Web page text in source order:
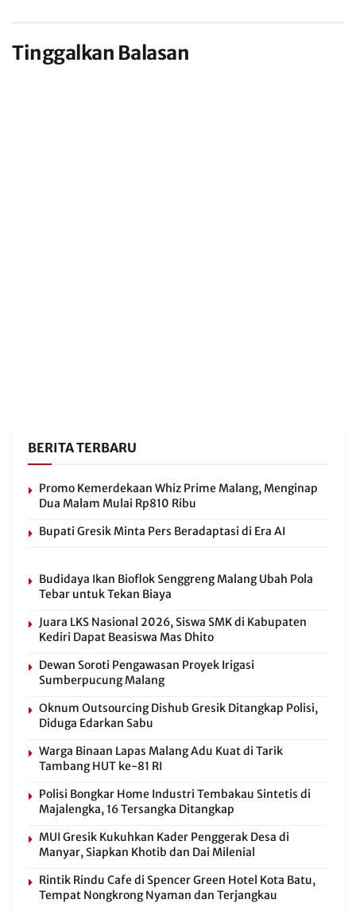
Tinggalkan Balasan
BERITA TERBARU
Promo Kemerdekaan Whiz Prime Malang, Menginap
Dua Malam Mulai Rp810 Ribu
Bupati Gresik Minta Pers Beradaptasi di Era AI
Budidaya Ikan Bioflok Senggreng Malang Ubah Pola
Tebar untuk Tekan Biaya
Juara LKS Nasional 2026, Siswa SMK di Kabupaten
Kediri Dapat Beasiswa Mas Dhito
Dewan Soroti Pengawasan Proyek Irigasi
Sumberpucung Malang
Oknum Outsourcing Dishub Gresik Ditangkap Polisi,
Diduga Edarkan Sabu
Warga Binaan Lapas Malang Adu Kuat di Tarik
Tambang HUT ke-81 RI
Polisi Bongkar Home Industri Tembakau Sintetis di
Majalengka, 16 Tersangka Ditangkap
MUI Gresik Kukuhkan Kader Penggerak Desa di
Manyar, Siapkan Khotib dan Dai Milenial
Rintik Rindu Cafe di Spencer Green Hotel Kota Batu,
Tempat Nongkrong Nyaman dan Terjangkau